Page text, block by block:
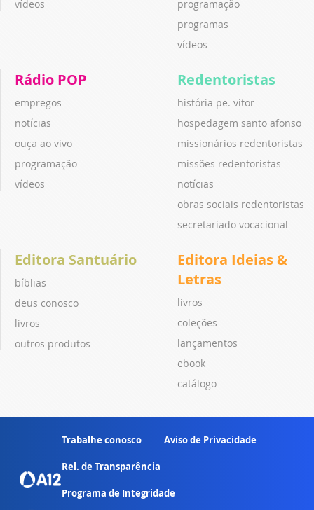
vídeos
programação
programas
vídeos
Rádio POP
empregos
notícias
ouça ao vivo
programação
vídeos
Redentoristas
história pe. vitor
hospedagem santo afonso
missionários redentoristas
missões redentoristas
notícias
obras sociais redentoristas
secretariado vocacional
Editora Santuário
bíblias
deus conosco
livros
outros produtos
Editora Ideias &
Letras
livros
coleções
lançamentos
ebook
catálogo
Trabalhe conosco Aviso de Privacidade
Rel. de Transparência
Programa de Integridade